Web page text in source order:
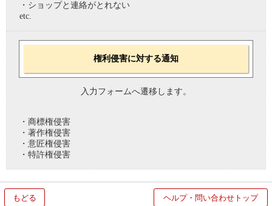
・ショップと連絡がとれない
etc.
権利侵害に対する通知
入力フォームへ遷移します。
・商標権侵害
・著作権侵害
・意匠権侵害
・特許権侵害
もどる ヘルプ・問い合わせトップ